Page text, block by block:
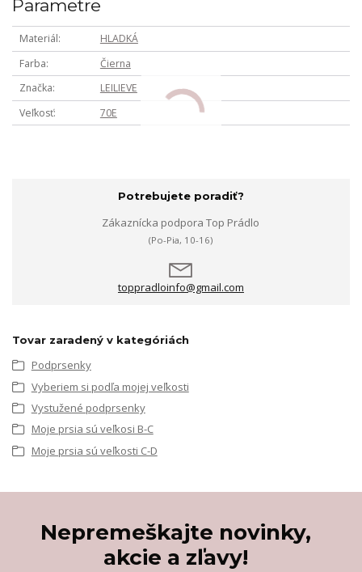
Parametre
Materiál
HLADKÁ
Farba
Čierna
Značka
LEILIEVE
Veľkosť
70E
Potrebujete poradiť?
Zákaznícka podpora Top Prádlo
(Po-Pia, 10-16)
toppradloinfo@gmail.com
Tovar zaradený v kategóriách
Podprsenky
Vyberiem si podľa mojej veľkosti
Vystužené podprsenky
Moje prsia sú veľkosi B-C
Moje prsia sú veľkosti C-D
Nepremeškajte novinky,
akcie a zľavy!